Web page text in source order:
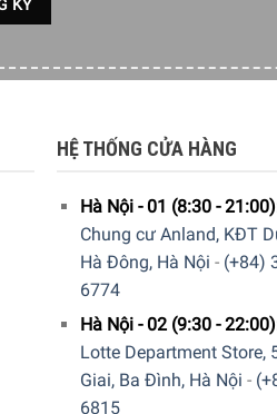
HỆ THỐNG CỬA HÀNG
Hà Nội - 01 (8:30 - 21:00)
Chung cư Anland, KĐT
Hà Đông, Hà Nội - (+84)
6774
Hà Nội - 02 (9:30 - 22:00)
Lotte Department Store,
Giai, Ba Đình, Hà Nội -
6815